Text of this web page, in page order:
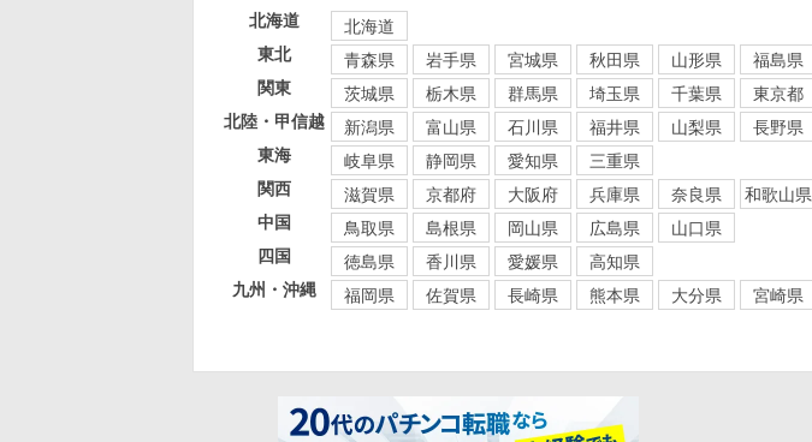
北海道
北海道
東北
青森県 岩手県 宮城県 秋田県 山形県
福島県
関東
茨城県 栃木県 群馬県 埼玉県 千葉県 東京都
北陸・甲信越
新潟県 富山県 石川県 福井県 山梨県
長野県
東海
岐阜県 静岡県 愛知県
三重県
関西
滋賀県 京都府 大阪府 兵庫県 奈良県
和歌山県
中国
鳥取県 島根県 岡山県 広島県
山口県
四国
徳島県 香川県 愛媛県
高知県
九州・沖縄
福岡県 佐賀県 長崎県 熊本県 大分県 宮崎県